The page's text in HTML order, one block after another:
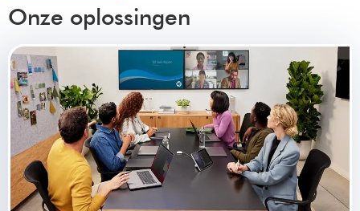
Onze oplossingen